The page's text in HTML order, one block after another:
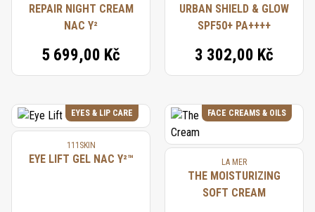
REPAIR NIGHT CREAM
NAC Y²
5 699,00 Kč
URBAN SHIELD & GLOW
SPF50+ PA++++
3 302,00 Kč
EYES & LIP CARE
111SKIN
EYE LIFT GEL NAC Y²™
FACE CREAMS & OILS
LA MER
THE MOISTURIZING
SOFT CREAM